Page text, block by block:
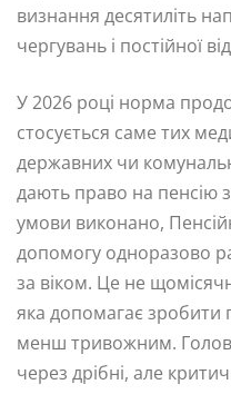
визнання десятиліть
чергувань і постійної
У 2026 році норма
стосується саме тих
державних чи
дають право на пенсію
умови виконано,
допомогу одноразово
за віком. Це не
яка допомагає
менш тривожним.
через дрібні, але